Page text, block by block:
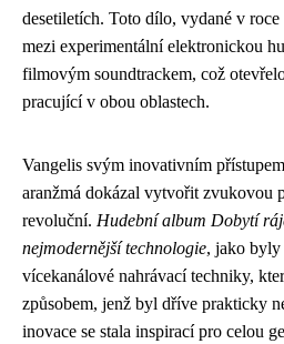
desetiletích. Toto dílo, vydané v
mezi experimentální elektronickou
filmovým soundtrackem, což
pracující v obou oblastech.
Vangelis svým inovativním
aranžmá dokázal vytvořit zvukovou
revoluční. Hudební album Dobytí
nejmodernější technologie, jako byly
vícekanálové nahrávací techniky,
způsobem, jenž byl dříve prakticky
inovace se stala inspirací pro celou